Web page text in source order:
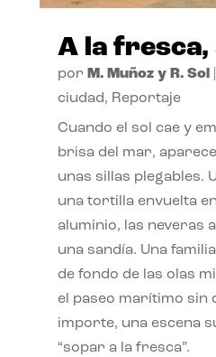
A la fresca,
por M. Muñoz y R. Sol|
ciudad, Reportaje
Cuando el sol cae y
brisa del mar,
unas sillas plegables.
una tortilla envuelta
aluminio, las neveras
una sandía. Una
de fondo de las olas
el paseo marítimo sin
importe, una escena
“sopar a la fresca”.